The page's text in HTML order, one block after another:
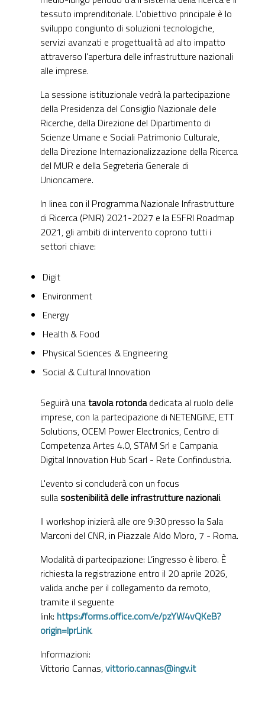
tessuto imprenditoriale. L'obiettivo principale è lo
sviluppo congiunto di soluzioni tecnologiche,
servizi avanzati e progettualità ad alto impatto
attraverso l'apertura delle infrastrutture nazionali
alle imprese.
La sessione istituzionale vedrà la partecipazione
della Presidenza del Consiglio Nazionale delle
Ricerche, della Direzione del Dipartimento di
Scienze Umane e Sociali Patrimonio Culturale,
della Direzione Internazionalizzazione della Ricerca
del MUR e della Segreteria Generale di
Unioncamere.
In linea con il Programma Nazionale Infrastrutture
di Ricerca (PNIR) 2021-2027 e la ESFRI Roadmap
2021, gli ambiti di intervento coprono tutti i
settori chiave:
Digit
Environment
Energy
Health & Food
Physical Sciences & Engineering
Social & Cultural Innovation
Seguirà unatavola rotondadedicata al ruolo delle
imprese, con la partecipazione di NETENGINE, ETT
Solutions, OCEM Power Electronics, Centro di
Competenza Artes 4.0, STAM Srl e Campania
Digital Innovation Hub Scarl - Rete Confindustria.
L'evento si concluderà con un focus
sulla sostenibilità delle infrastrutture nazionali.
Il workshop inizierà alle ore 9:30 presso la Sala
Marconi del CNR, in Piazzale Aldo Moro, 7 - Roma.
Modalità di partecipazione: L’ingresso è libero. È
richiesta la registrazione entro il 20 aprile 2026,
valida anche per il collegamento da remoto,
tramite il seguente
link: https://forms.office.com/e/pzYW4vQKeB?
origin=lprLink.
Informazioni:
Vittorio Cannas,vittorio.cannas@ingv.it